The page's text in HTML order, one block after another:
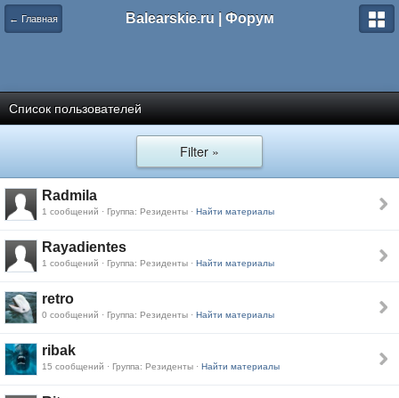
← Главная Balearskie.ru | Форум
Список пользователей
Filter »
Radmila
1 сообщений · Группа: Резиденты · Найти материалы
Rayadientes
1 сообщений · Группа: Резиденты · Найти материалы
retro
0 сообщений · Группа: Резиденты · Найти материалы
ribak
15 сообщений · Группа: Резиденты · Найти материалы